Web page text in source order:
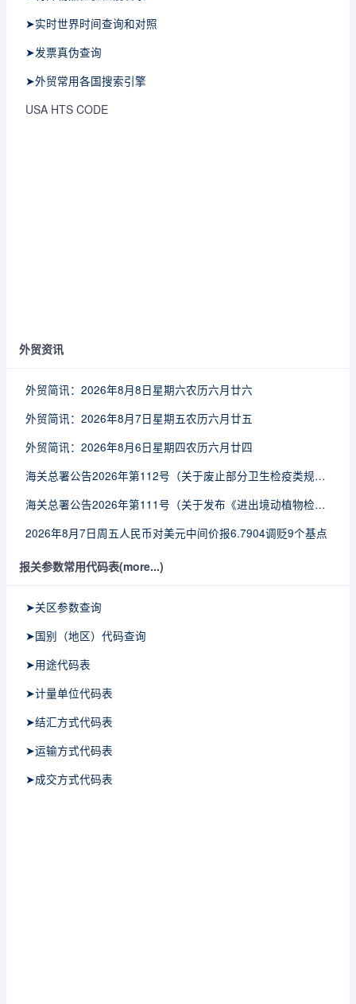
➤实时世界时间查询和对照
➤发票真伪查询
➤外贸常用各国搜索引擎
USA HTS CODE
外贸资讯
外贸简讯：2026年8月8日星期六农历六月廿六
外贸简讯：2026年8月7日星期五农历六月廿五
外贸简讯：2026年8月6日星期四农历六月廿四
海关总署公告2026年第112号（关于废止部分卫生检疫类规范性文件的公告）
海关总署公告2026年第111号（关于发布《进出境动植物检疫处理监督管理工作规定》《进出境卫生处理监督管理工作规定》的公告）
2026年8月7日周五人民币对美元中间价报6.7904调贬9个基点
报关参数常用代码表(more...)
➤关区参数查询
➤国别（地区）代码查询
➤用途代码表
➤计量单位代码表
➤结汇方式代码表
➤运输方式代码表
➤成交方式代码表